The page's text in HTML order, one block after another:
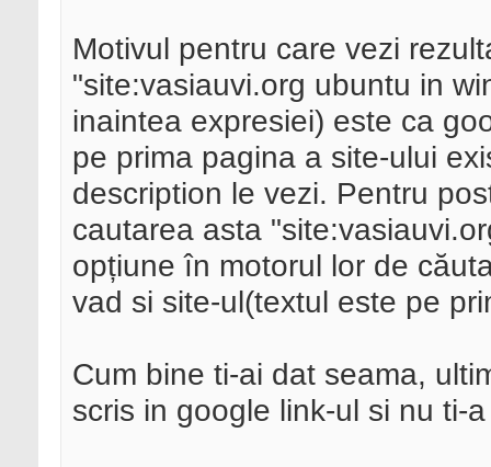
Motivul pentru care vezi
"site:vasiauvi.org ubuntu in
inaintea expresiei) este ca
pe prima pagina a site-ului
description le vezi. Pentru
cautarea asta
opțiune în motorul lor de
vad si site-ul(textul este pe
Cum bine ti-ai dat seama,
scris in google link-ul si nu ti-